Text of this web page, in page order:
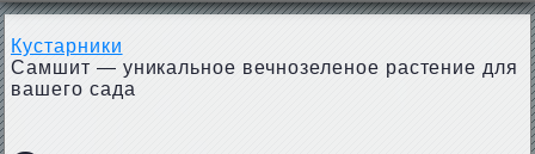
Кустарники
Самшит — уникальное вечнозеленое растение для
вашего сада